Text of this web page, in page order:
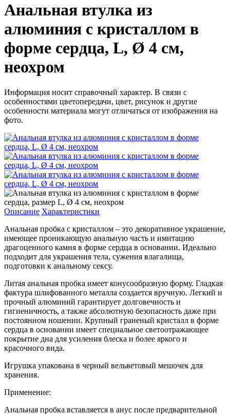
Анальная втулка из
алюминия с кристаллом в
форме сердца, L, Ø 4 см,
неохром
Информация носит справочный характер. В связи с
особенностями цветопередачи, цвет, рисунок и другие
особенности материала могут отличаться от изображения на
фото.
Описание Характеристики
Анальная пробка с кристаллом – это декоративное украшение,
имеющее проникающую анальную часть и имитацию
драгоценного камня в форме сердца в основании. Идеально
подходит для украшения тела, сужения влагалища,
подготовки к анальному сексу.
Литая анальная пробка имеет конусообразную форму. Гладкая
фактура шлифованного металла создается вручную. Легкий и
прочный алюминий гарантирует долговечность и
гигиеничность, а также абсолютную безопасность даже при
постоянном ношении. Крупный граненый кристалл в форме
сердца в основании имеет специальное светоотражающее
покрытие дна для усиления блеска и более яркого и
красочного вида.
Игрушка упакована в черный вельветовый мешочек для
хранения.
Применение:
Анальная пробка вставляется в анус после предварительной